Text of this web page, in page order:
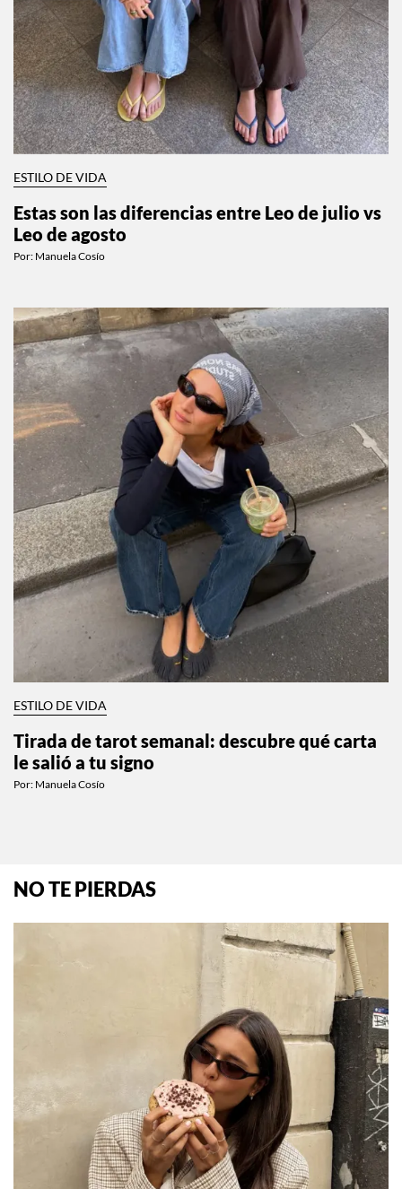
ESTILO DE VIDA
Estas son las diferencias entre Leo de julio vs
Leo de agosto
Por: Manuela Cosío
ESTILO DE VIDA
Tirada de tarot semanal: descubre qué carta
le salió a tu signo
Por: Manuela Cosío
NO TE PIERDAS